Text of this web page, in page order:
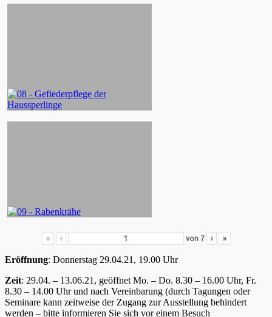
« ‹ von 7 › »
Eröffnung: Donnerstag 29.04.21, 19.00 Uhr
Zeit: 29.04. – 13.06.21, geöffnet Mo. – Do. 8.30 – 16.00 Uhr, Fr.
8.30 – 14.00 Uhr und nach Vereinbarung (durch Tagungen oder
Seminare kann zeitweise der Zugang zur Ausstellung behindert
werden – bitte informieren Sie sich vor einem Besuch